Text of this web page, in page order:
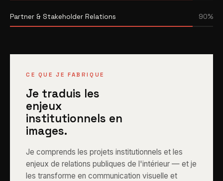
Partner & Stakeholder Relations 90%
CE QUE JE FABRIQUE
Je traduis les
enjeux
institutionnels en
images.
Je comprends les projets institutionnels et les
enjeux de relations publiques de l'intérieur — et je
les transforme en communication visuelle et